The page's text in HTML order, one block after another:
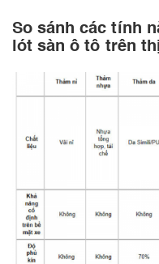
So sánh các tính
lót sàn ô tô trên